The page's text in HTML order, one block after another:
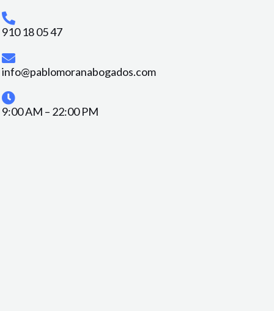
910 18 05 47
info@pablomoranabogados.com
9:00 AM – 22:00 PM